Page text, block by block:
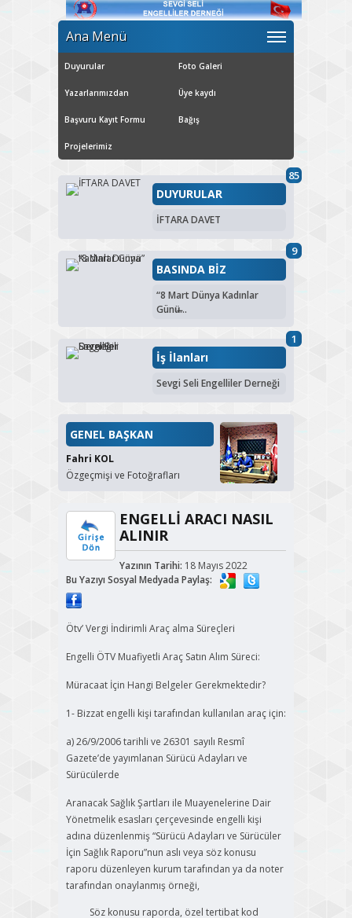
Ana Menü
Duyurular Foto Galeri
Yazarlarımızdan Üye kaydı
Başvuru Kayıt Formu Bağış
Projelerimiz
85
DUYURULAR
İFTARA DAVET
9
BASINDA BİZ
“8 Mart Dünya Kadınlar
Günü̶...
1
İş İlanları
Sevgi Seli Engelliler Derneği
GENEL BAŞKAN
Fahri KOL
Özgeçmişi ve Fotoğrafları
ENGELLİ ARACI NASIL
ALINIR
Yazının Tarihi: 18 Mayıs 2022
Bu Yazıyı Sosyal Medyada Paylaş:
Ötv’ Vergi İndirimli Araç alma Süreçleri
Engelli ÖTV Muafiyetli Araç Satın Alım Süreci:
Müracaat İçin Hangi Belgeler Gerekmektedir?
1- Bizzat engelli kişi tarafından kullanılan araç için:
a) 26/9/2006 tarihli ve 26301 sayılı Resmî
Gazete’de yayımlanan Sürücü Adayları ve
Sürücülerde
Aranacak Sağlık Şartları ile Muayenelerine Dair
Yönetmelik esasları çerçevesinde engelli kişi
adına düzenlenmiş “Sürücü Adayları ve Sürücüler
İçin Sağlık Raporu”nun aslı veya söz konusu
raporu düzenleyen kurum tarafından ya da noter
tarafından onaylanmış örneği,
Söz konusu raporda, özel tertibat kod